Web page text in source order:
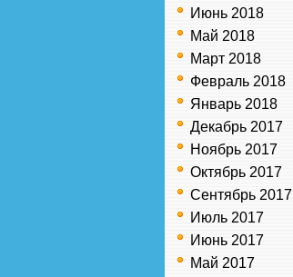
Июнь 2018
Май 2018
Март 2018
Февраль 2018
Январь 2018
Декабрь 2017
Ноябрь 2017
Октябрь 2017
Сентябрь 2017
Июль 2017
Июнь 2017
Май 2017